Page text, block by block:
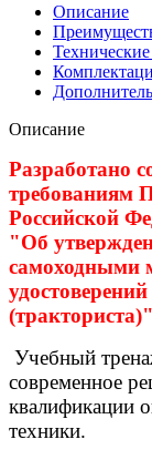
Описание
Описание
Разработано
требованиям
Российской
"Об
самоходными
Учебный
современное
квалификации
техники.